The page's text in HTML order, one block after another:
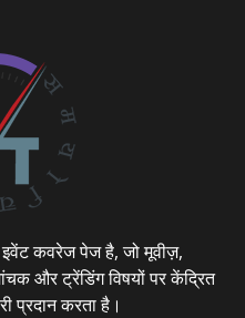
कवरेज पेज है, जो मूवीज़,
और ट्रेंडिंग विषयों पर केंद्रित
प्रदान करता है।